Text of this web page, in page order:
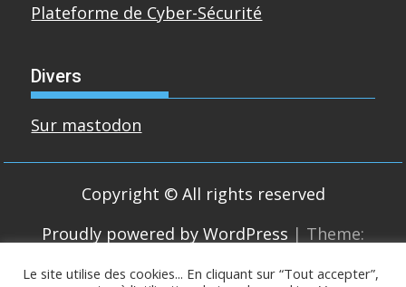
Plateforme de Cyber-Sécurité
Divers
Sur mastodon
Copyright © All rights reserved
Proudly powered by WordPress | Theme:
Le site utilise des cookies... En cliquant sur “Tout accepter”,